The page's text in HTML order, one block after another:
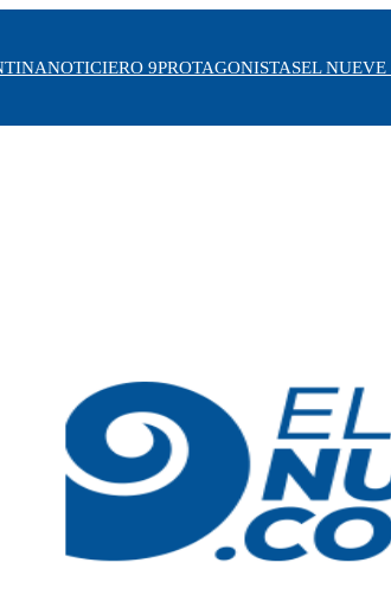
NOTICIERO 9PROTAGONISTASEL NUEVE